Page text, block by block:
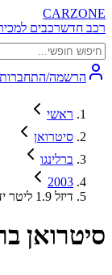
CARZONE
רכב חדשרכבים
הרשמה/התחברות
ראשי
סיטרואן
ברלינגו
2003
X דיזל 1.9 ליטר ידני
סיטרואן